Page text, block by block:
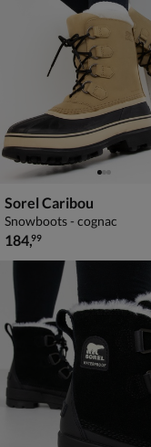
Sorel Caribou
Snowboots - cognac
€ 184,99
184,99